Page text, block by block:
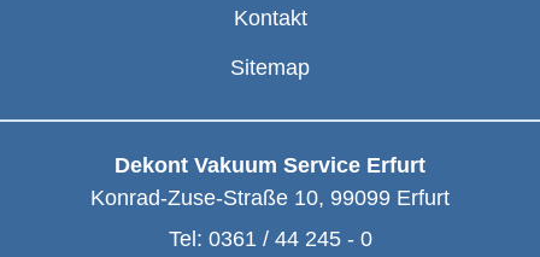
Kontakt
Sitemap
Dekont Vakuum Service Erfurt
Konrad-Zuse-Straße 10, 99099 Erfurt
Tel: 0361 / 44 245 - 0